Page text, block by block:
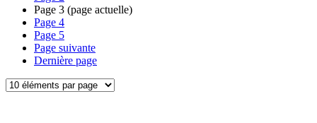
Page 3 (page actuelle)
Page 4
Page 5
Page suivante
Dernière page